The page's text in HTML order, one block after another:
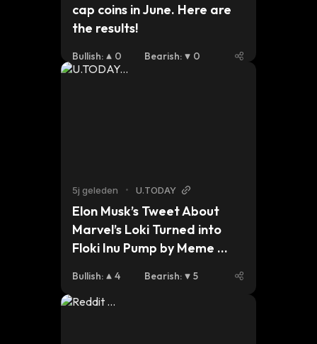
cap coins in June. Here are
the results!
Bullish: 0 Bearish: 0
5j geleden • U.TODAY
Elon Musk’s Tweet About
Marvel’s Loki Turned into
Floki Inu Pump by Meme
Bullish: 4 Bearish: 5